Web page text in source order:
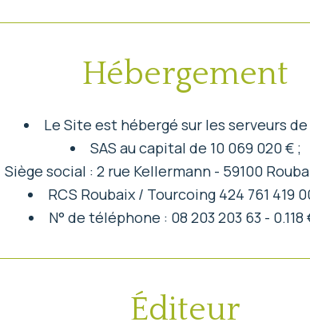
Hébergement
Le Site est hébergé sur les serveurs de
SAS au capital de 10 069 020 € ;
Siège social : 2 rue Kellermann - 59100
RCS Roubaix / Tourcoing 424 761 419
N° de téléphone : 08 203 203 63 -
Éditeur